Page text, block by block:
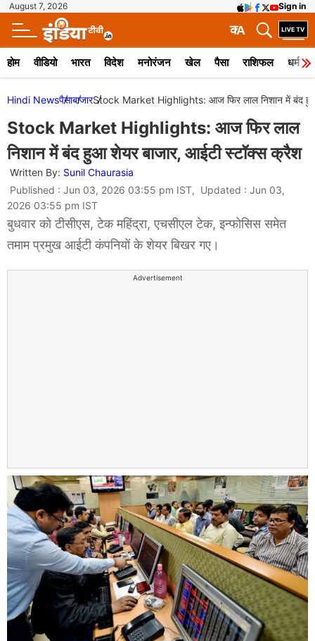
August 7, 2026 Sign in
A
क
होम वीडियो भारत विदेश मनोरंजन खेल पैसा राशिफल धर्म
Hindi NewsपैसाबाजारStock Market Highlights: आज फिर लाल निशान में बंद
Stock Market Highlights: आज फिर लाल
निशान में बंद हुआ शेयर बाजार, आईटी स्टॉक्स क्रैश
Written By: Sunil Chaurasia
Published : Jun 03, 2026 03:55 pm IST, Updated : Jun 03,
2026 03:55 pm IST
बुधवार को टीसीएस, टेक महिंद्रा, एचसीएल टेक, इन्फोसिस समेत
तमाम प्रमुख आईटी कंपनियों के शेयर बिखर गए।
Advertisement